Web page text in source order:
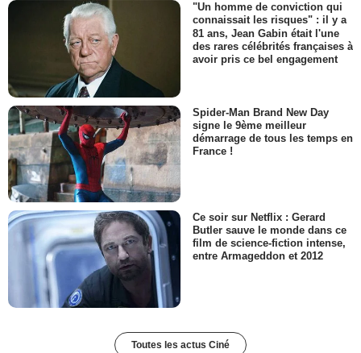
"Un homme de conviction qui
connaissait les risques" : il y a
81 ans, Jean Gabin était l'une
des rares célébrités françaises à
avoir pris ce bel engagement
Spider-Man Brand New Day
signe le 9ème meilleur
démarrage de tous les temps en
France !
Ce soir sur Netflix : Gerard
Butler sauve le monde dans ce
film de science-fiction intense,
entre Armageddon et 2012
Toutes les actus Ciné